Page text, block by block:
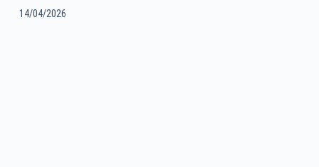
14/04/2026